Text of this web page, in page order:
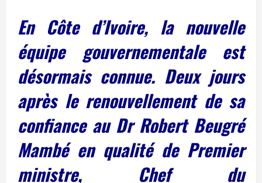
En Côte d’Ivoire, la nouvelle
équipe gouvernementale est
désormais connue. Deux jours
après le renouvellement de sa
confiance au Dr Robert Beugré
Mambé en qualité de Premier
ministre, Chef du